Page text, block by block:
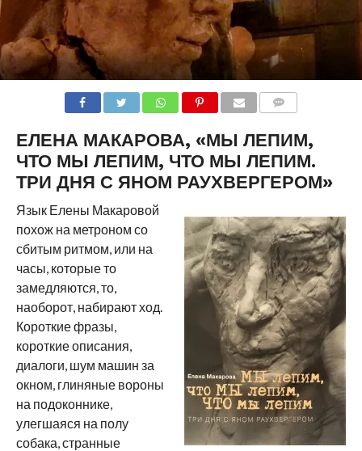
ЕЛЕНА МАКАРОВА, «МЫ ЛЕПИМ,
ЧТО МЫ ЛЕПИМ, ЧТО МЫ ЛЕПИМ.
ТРИ ДНЯ С ЯНОМ РАУХВЕРГЕРОМ»
Язык Елены Макаровой
похож на метроном со
сбитым ритмом, или на
часы, которые то
замедляются, то,
наоборот, набирают ход.
Короткие фразы,
короткие описания,
диалоги, шум машин за
окном, глиняные вороны
на подоконнике,
улегшаяся на полу
собака, странные